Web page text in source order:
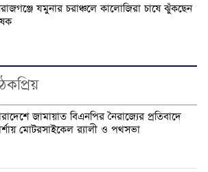
যমুনার চরাঞ্চলে কালোজিরা চাষে ঝুঁকছেন
জামায়াত বিএনপির নৈরাজ্যের প্রতিবাদে
মোটরসাইকেল র‍্যালী ও পথসভা